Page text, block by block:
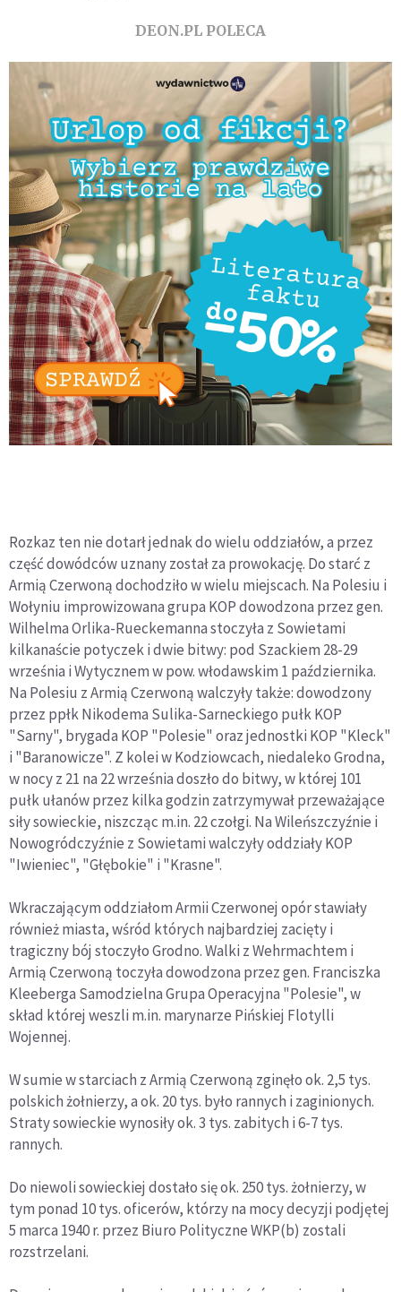
DEON.PL POLECA
Rozkaz ten nie dotarł jednak do wielu oddziałów, a przez
część dowódców uznany został za prowokację. Do starć z
Armią Czerwoną dochodziło w wielu miejscach. Na Polesiu i
Wołyniu improwizowana grupa KOP dowodzona przez gen.
Wilhelma Orlika-Rueckemanna stoczyła z Sowietami
kilkanaście potyczek i dwie bitwy: pod Szackiem 28-29
września i Wytycznem w pow. włodawskim 1 października.
Na Polesiu z Armią Czerwoną walczyły także: dowodzony
przez ppłk Nikodema Sulika-Sarneckiego pułk KOP
"Sarny", brygada KOP "Polesie" oraz jednostki KOP "Kleck"
i "Baranowicze". Z kolei w Kodziowcach, niedaleko Grodna,
w nocy z 21 na 22 września doszło do bitwy, w której 101
pułk ułanów przez kilka godzin zatrzymywał przeważające
siły sowieckie, niszcząc m.in. 22 czołgi. Na Wileńszczyźnie i
Nowogródczyźnie z Sowietami walczyły oddziały KOP
"Iwieniec", "Głębokie" i "Krasne".
Wkraczającym oddziałom Armii Czerwonej opór stawiały
również miasta, wśród których najbardziej zacięty i
tragiczny bój stoczyło Grodno. Walki z Wehrmachtem i
Armią Czerwoną toczyła dowodzona przez gen. Franciszka
Kleeberga Samodzielna Grupa Operacyjna "Polesie", w
skład której weszli m.in. marynarze Pińskiej Flotylli
Wojennej.
W sumie w starciach z Armią Czerwoną zginęło ok. 2,5 tys.
polskich żołnierzy, a ok. 20 tys. było rannych i zaginionych.
Straty sowieckie wynosiły ok. 3 tys. zabitych i 6-7 tys.
rannych.
Do niewoli sowieckiej dostało się ok. 250 tys. żołnierzy, w
tym ponad 10 tys. oficerów, którzy na mocy decyzji podjętej
5 marca 1940 r. przez Biuro Polityczne WKP(b) zostali
rozstrzelani.